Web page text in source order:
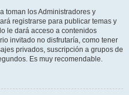
toman los Administradores y
registrarse para publicar temas y
le dará acceso a contenidos
invitado no disfrutaría, como tener
privados, suscripción a grupos de
Es muy recomendable.